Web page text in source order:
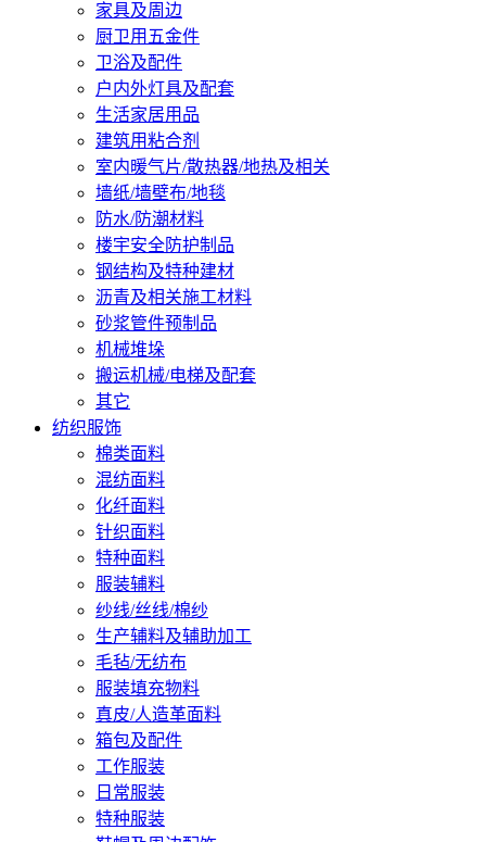
家具及周边
厨卫用五金件
卫浴及配件
户内外灯具及配套
生活家居用品
建筑用粘合剂
室内暖气片/散热器/地热及相关
墙纸/墙壁布/地毯
防水/防潮材料
楼宇安全防护制品
钢结构及特种建材
沥青及相关施工材料
砂浆管件预制品
机械堆垛
搬运机械/电梯及配套
其它
纺织服饰
棉类面料
混纺面料
化纤面料
针织面料
特种面料
服装辅料
纱线/丝线/棉纱
生产辅料及辅助加工
毛毡/无纺布
服装填充物料
真皮/人造革面料
箱包及配件
工作服装
日常服装
特种服装